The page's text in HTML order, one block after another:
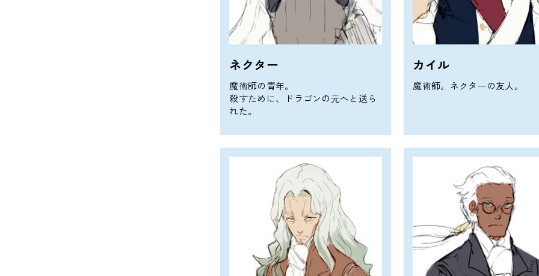
ネクター
魔術師の青年。
殺すために、ドラゴンの元へと送ら
れた。
カイル
魔術師。ネクターの友人。